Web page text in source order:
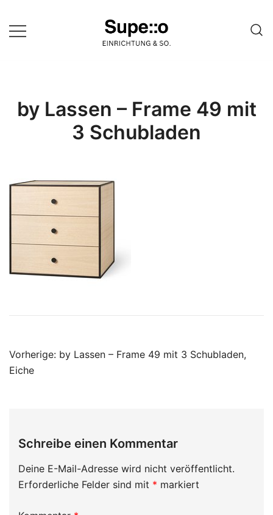
zum
Inhalt
einer Website
by Lassen – Frame 49 mit
3 Schubladen
Beitragsnavigation
Vorherige: by Lassen – Frame 49 mit 3 Schubladen,
Eiche
Schreibe einen Kommentar
Deine E-Mail-Adresse wird nicht veröffentlicht.
Erforderliche Felder sind mit * markiert